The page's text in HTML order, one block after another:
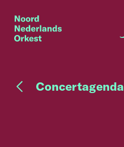
Concertagenda